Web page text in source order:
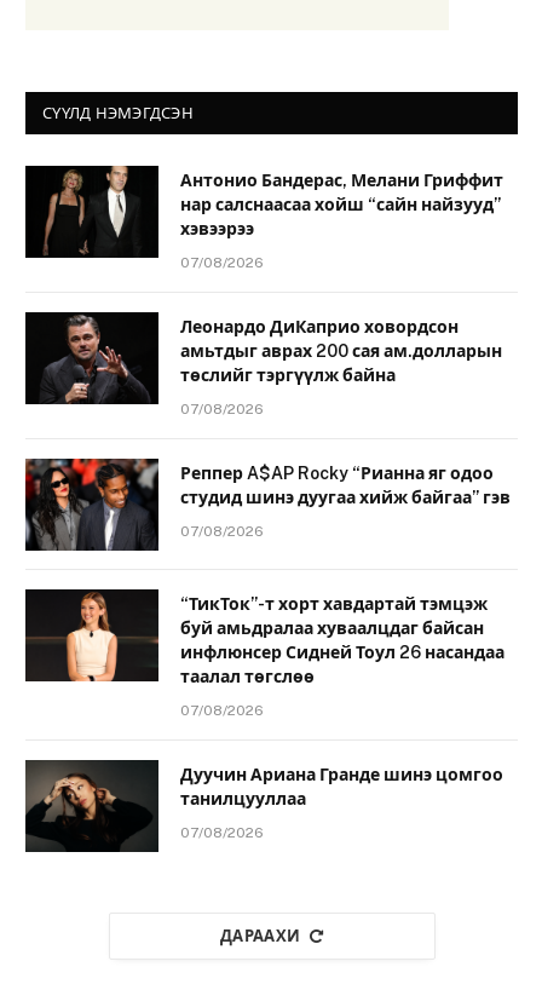
СҮҮЛД НЭМЭГДСЭН
Антонио Бандерас, Мелани Гриффит
нар салснаасаа хойш “сайн найзууд”
хэвээрээ
07/08/2026
Леонардо ДиКаприо ховордсон
амьтдыг аврах 200 сая ам.долларын
төслийг тэргүүлж байна
07/08/2026
Реппер A$AP Rocky “Рианна яг одоо
студид шинэ дуугаа хийж байгаа” гэв
07/08/2026
“ТикТок”-т хорт хавдартай тэмцэж
буй амьдралаа хуваалцдаг байсан
инфлюнсер Сидней Тоул 26 насандаа
таалал төгслөө
07/08/2026
Дуучин Ариана Гранде шинэ цомгоо
танилцууллаа
07/08/2026
ДАРААХИ